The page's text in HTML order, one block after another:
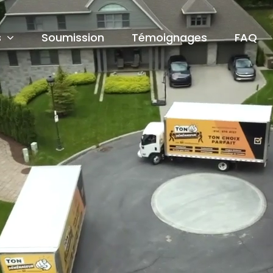
Soumission Témoignages FAQ